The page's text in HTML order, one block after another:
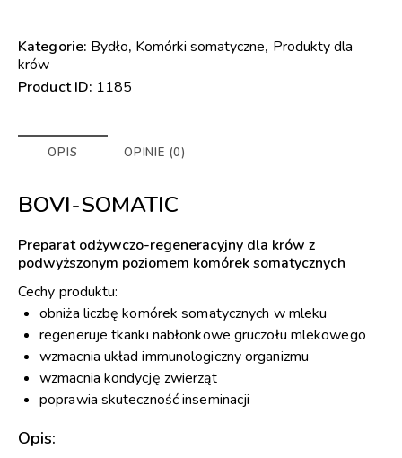
Kategorie: Bydło, Komórki somatyczne, Produkty dla
krów
Product ID: 1185
OPIS OPINIE (0)
BOVI-SOMATIC
Preparat odżywczo-regeneracyjny dla krów z
podwyższonym poziomem komórek somatycznych
Cechy produktu:
obniża liczbę komórek somatycznych w mleku
regeneruje tkanki nabłonkowe gruczołu mlekowego
wzmacnia układ immunologiczny organizmu
wzmacnia kondycję zwierząt
poprawia skuteczność inseminacji
Opis: